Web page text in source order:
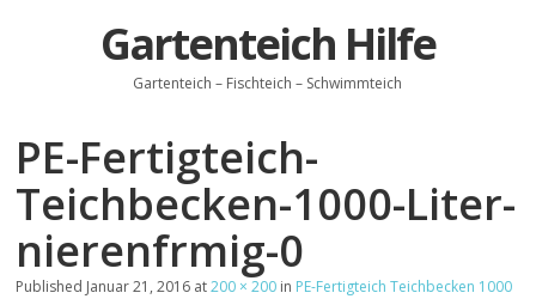
Gartenteich Hilfe
Gartenteich – Fischteich – Schwimmteich
PE-Fertigteich-
Teichbecken-1000-Liter-
nierenfrmig-0
Published Januar 21, 2016 at200 × 200 in PE-Fertigteich Teichbecken 1000